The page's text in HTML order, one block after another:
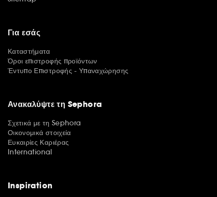
Για εσάς
Καταστήματα
Όροι επιστροφής προϊόντων
Έντυπο Επιστροφής - Υπαναχώρησης
Ανακαλύψτε τη Sephora
Σχετικά με τη Sephora
Οικονομικά στοιχεία
Ευκαιρίες Καριέρας
International
Inspiration